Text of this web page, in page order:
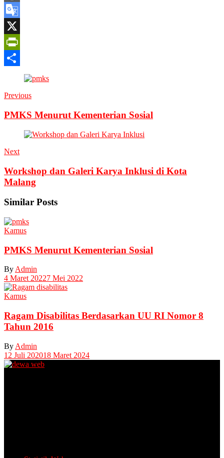
WordPress
Google
Translate
X
PrintFriendly
Previous
PMKS Menurut Kementerian Sosial
Next
Workshop dan Galeri Karya Inklusi di Kota
Malang
Similar Posts
Kamus
PMKS Menurut Kementerian Sosial
By Admin
4 Maret 20227 Mei 2022
Kamus
Ragam Disabilitas Berdasarkan UU RI Nomor 8
Tahun 2016
By Admin
12 Juli 202018 Maret 2024